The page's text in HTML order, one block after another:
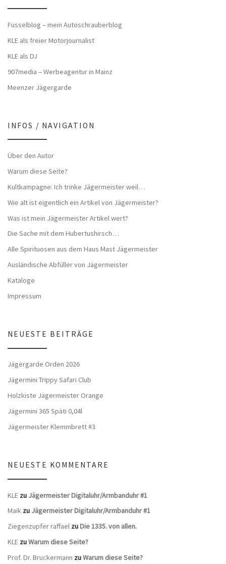
Fusselblog – mein Autoschrauberblog
KLE als freier Motorjournalist
KLE als DJ
907media – Werbeagentur in Mainz
Meenzer Jägergarde
INFOS / NAVIGATION
Über den Autor
Warum diese Seite?
Kultkampagne: Ich trinke Jägermeister weil…
Wie alt ist eigentlich ein Artikel von Jägermeister?
Was ist mein Jägermeister Artikel wert?
Die Sache mit dem Hubertushirsch…
Alle Spirituosen aus dem Haus Mast Jägermeister
Ausländische Abfüller von Jägermeister
Kataloge
Impressum
NEUESTE BEITRÄGE
Jägergarde Orden 2026
Jägermini Trippy Safari Club
Holzkiste Jägermeister Orange
Jägermini 365 Späti 0,04l
Jägermeister Klemmbrett #3
NEUESTE KOMMENTARE
KLE zu Jägermeister Digitaluhr/Armbanduhr #1
Maik zu Jägermeister Digitaluhr/Armbanduhr #1
Ziegenzupfer raffael zuDie 1335. von allen.
KLE zuWarum diese Seite?
Prof. Dr. Bruckermann zuWarum diese Seite?